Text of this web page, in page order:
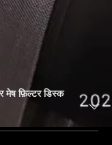
मेष फ़िल्टर डिस्क